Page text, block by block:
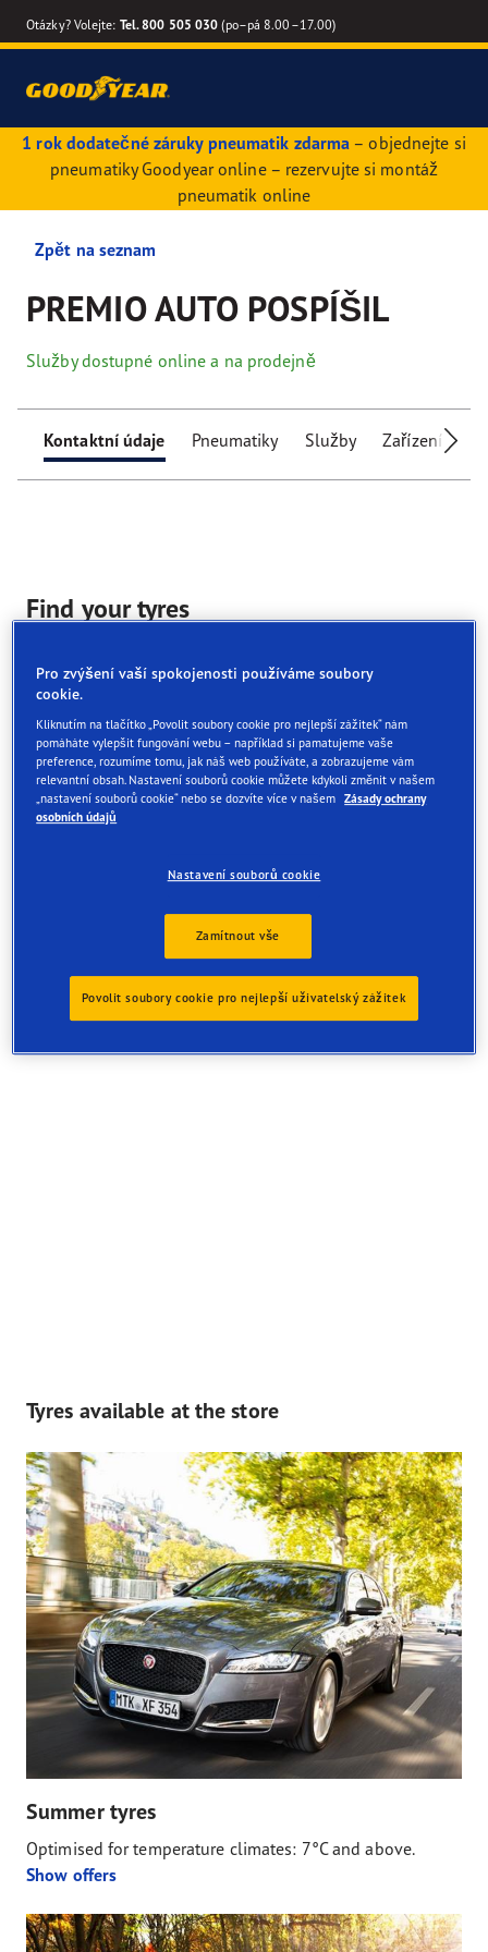
Otázky? Volejte: Tel. 800 505 030 (po–pá 8.00–17.00)
1 rok dodatečné záruky pneumatik zdarma – objednejte si
pneumatiky Goodyear online – rezervujte si montáž
pneumatik online
Zpět na seznam
PREMIO AUTO POSPÍŠIL
Služby dostupné online a na prodejně
Kontaktní údaje Pneumatiky Služby Zařízení pro
Find your tyres
Zobrazit všechny služby
Vyberte službu a prodejce, který jí nabízí. Pokud si chcete
zarezervovat schůzku, obraťte se přímo na vybrané
Tyres available at the store
Summer tyres
Optimised for temperature climates: 7°C and above.
Show offers
Pro zvýšení vaší spokojenosti používáme soubory
cookie.
Kliknutím na tlačítko „Povolit soubory cookie pro nejlepší zážitek“ nám
pomáháte vylepšit fungování webu – například si pamatujeme vaše
preference, rozumíme tomu, jak náš web používáte, a zobrazujeme vám
relevantní obsah. Nastavení souborů cookie můžete kdykoli změnit v našem
„nastavení souborů cookie“ nebo se dozvíte více v našem Zásady ochrany
osobních údajů
Nastavení souborů cookie
Zamítnout vše
Povolit soubory cookie pro nejlepší uživatelský zážitek